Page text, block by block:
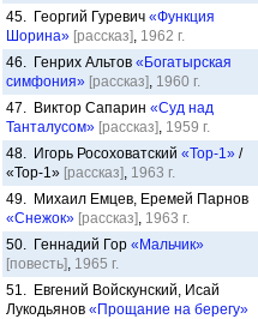
45. Георгий Гуревич «Функция
Шорина» [рассказ], 1962 г.
46. Генрих Альтов «Богатырская
симфония» [рассказ], 1960 г.
47. Виктор Сапарин «Суд над
Танталусом» [рассказ], 1959 г.
48. Игорь Росоховатский «Тор-1» /
«Тор-1» [рассказ], 1963 г.
49. Михаил Емцев, Еремей Парнов
«Снежок» [рассказ], 1963 г.
50. Геннадий Гор «Мальчик»
[повесть], 1965 г.
51. Евгений Войскунский, Исай
Лукодьянов «Прощание на берегу»